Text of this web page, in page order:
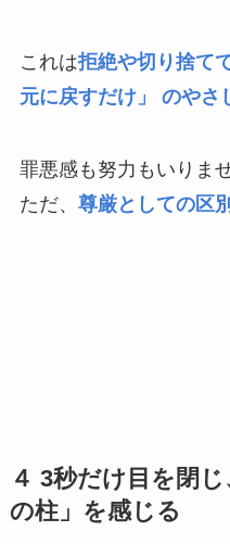
これは拒絶や切り捨て
元に戻すだけ」 のやさ
罪悪感も努力もいりませ
ただ、 尊厳としての区
４ 3秒だけ目を閉
の柱」を感じる